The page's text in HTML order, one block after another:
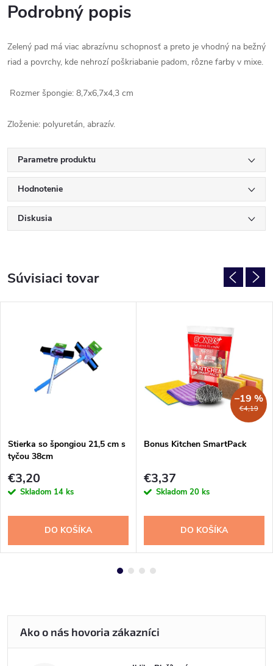
Podrobný popis
Zelený pad má viac abrazívnu schopnosť a preto je vhodný na bežný
riad a povrchy, kde nehrozí poškriabanie padom, rôzne farby v mixe.
Rozmer špongie: 8,7x6,7x4,3 cm
Zloženie: polyuretán, abrazív.
Parametre produktu
Hodnotenie
Diskusia
Súvisiaci tovar
Stierka so špongiou 21,5 cm s
tyčou 38cm
€3,20
Skladom 14 ks
DO KOŠÍKA
€4,19
–19 %
Bonus Kitchen SmartPack
€3,37
Skladom 20 ks
DO KOŠÍKA